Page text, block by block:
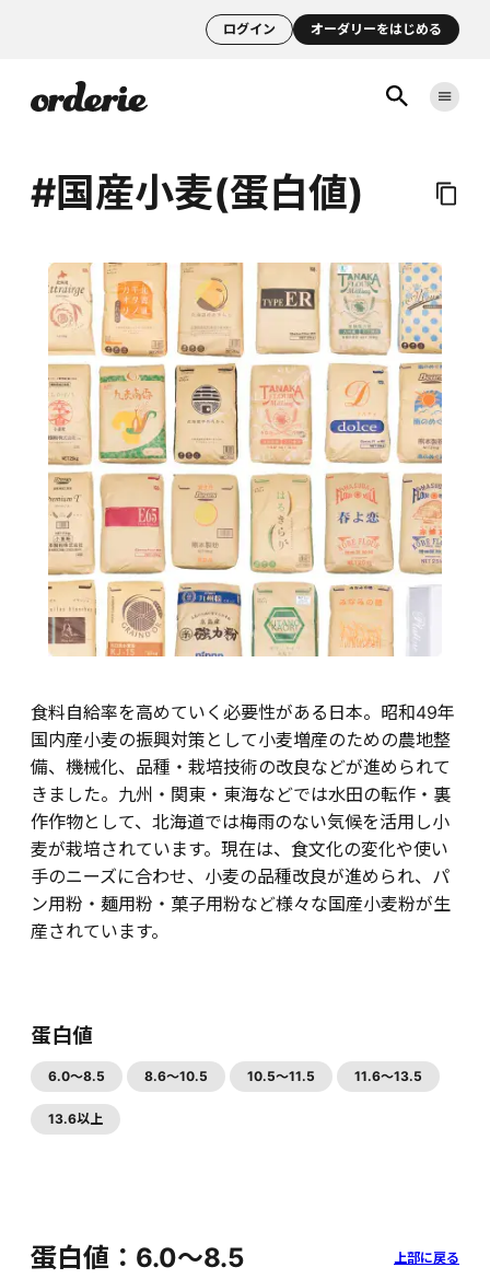
ログイン オーダリーをはじめる
#国産小麦(蛋白値)
食料自給率を高めていく必要性がある日本。昭和49年
国内産小麦の振興対策として小麦増産のための農地整
備、機械化、品種・栽培技術の改良などが進められて
きました。九州・関東・東海などでは水田の転作・裏
作作物として、北海道では梅雨のない気候を活用し小
麦が栽培されています。現在は、食文化の変化や使い
手のニーズに合わせ、小麦の品種改良が進められ、パ
ン用粉・麺用粉・菓子用粉など様々な国産小麦粉が生
産されています。
蛋白値
6.0～8.5 8.6～10.5 10.5～11.5 11.6～13.5
13.6以上
蛋白値：6.0～8.5 上部に戻る